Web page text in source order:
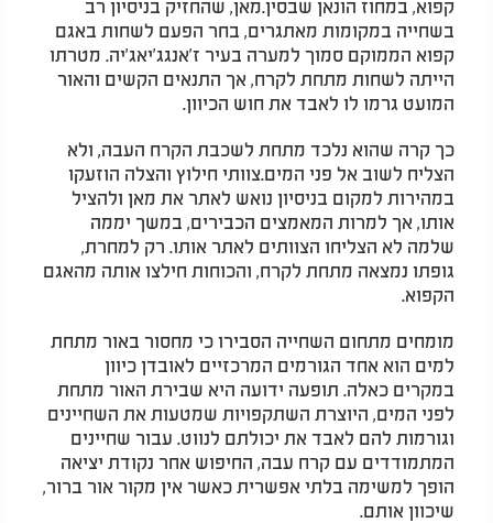
קפוא, במחוז הונאן שבסין.מאן, שהחזיק בניסיון רב
בשחייה במקומות מאתגרים, בחר הפעם לשחות באגם
קפוא הממוקם סמוך למערה בעיר ז'אנגג'יאג'יה. מטרתו
הייתה לשחות מתחת לקרח, אך התנאים הקשים והאור
המועט גרמו לו לאבד את חוש הכיוון.
כך קרה שהוא נלכד מתחת לשכבת הקרח העבה, ולא
הצליח לשוב אל פני המים.צוותי חילוץ והצלה הוזעקו
במהירות למקום בניסיון נואש לאתר את מאן ולהציל
אותו, אך למרות המאמצים הכבירים, במשך יממה
שלמה לא הצליחו הצוותים לאתר אותו. רק למחרת,
גופתו נמצאה מתחת לקרח, והכוחות חילצו אותה מהאגם
הקפוא.
מומחים מתחום השחייה הסבירו כי מחסור באור מתחת
למים הוא אחד הגורמים המרכזיים לאובדן כיוון
במקרים כאלה. תופעה ידועה היא שבירת האור מתחת
לפני המים, היוצרת השתקפויות שמטעות את השחיינים
וגורמות להם לאבד את יכולתם לנווט. עבור שחיינים
המתמודדים עם קרח עבה, החיפוש אחר נקודת יציאה
הופך למשימה בלתי אפשרית כאשר אין מקור אור ברור,
שיכוון אותם.